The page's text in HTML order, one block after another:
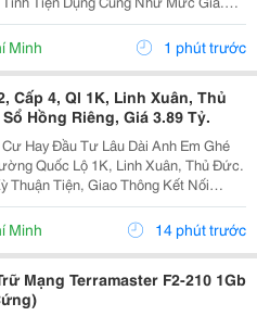
Quảng Cáo Hoặc Thông Tin Từ
Người Có Xu Hướng Tìm Hiểu Thêm
Minh 1 phút trước
Cấp 4, Ql 1K, Linh Xuân, Thủ
Hồng Riêng, Giá 3.89 Tỷ.
Hay Đầu Tư Lâu Dài Anh Em Ghé
Quốc Lộ 1K, Linh Xuân, Thủ Đức.
Thuận Tiện, Giao Thông Kết Nối
Kỳ Phù Hợp Cho Khách Mua Để Giữ
Tài Sản Hoặc Cho Thuê Đều Rất Ổn Định. Thông Tin...
Minh 14 phút trước
Mạng Terramaster F2-210 1Gb